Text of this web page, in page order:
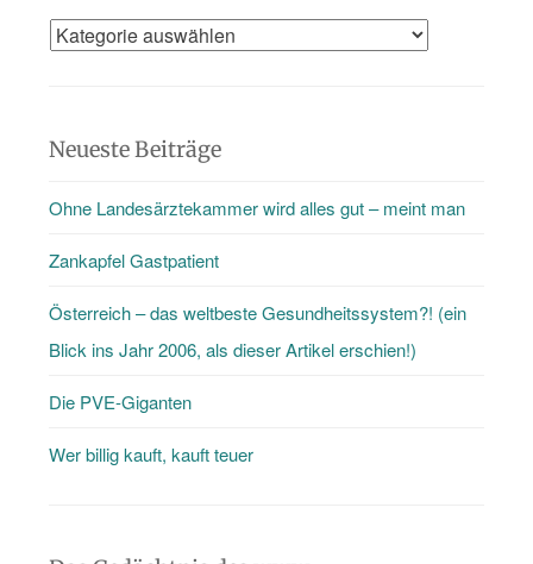
Es
als
den
Blog
Neueste Beiträge
Ohne Landesärztekammer wird alles gut – meint man
Zankapfel Gastpatient
Österreich – das weltbeste Gesundheitssystem?! (ein
Blick ins Jahr 2006, als dieser Artikel erschien!)
Die PVE-Giganten
Wer billig kauft, kauft teuer